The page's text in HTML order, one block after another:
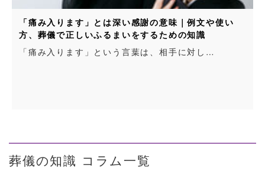
「痛み入ります」とは深い感謝の意味｜例文や使い
方、葬儀で正しいふるまいをするための知識
「痛み入ります」という言葉は、相手に対し…
葬儀の知識 コラム一覧